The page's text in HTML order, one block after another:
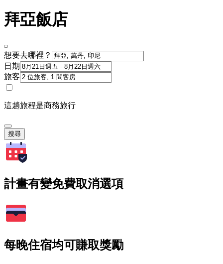
拜亞飯店
想要去哪裡？
日期
旅客
這趟旅程是商務旅行
搜尋
計畫有變免費取消選項
每晚住宿均可賺取獎勵